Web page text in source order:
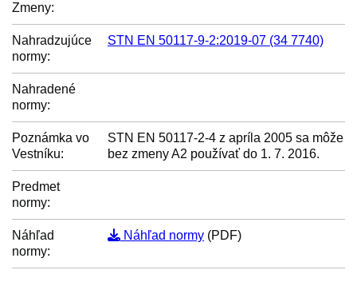
Zmeny:
Nahradzujúce
normy:
STN EN 50117-9-2:2019-07 (34 7740)
Nahradené
normy:
Poznámka vo
Vestníku:
STN EN 50117-2-4 z apríla 2005 sa môže
bez zmeny A2 používať do 1. 7. 2016.
Predmet
normy:
Náhľad
normy:
Náhľad normy (PDF)